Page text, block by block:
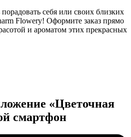
себя или своих близких
Flowery! Оформите заказ прямо
и ароматом этих прекрасных
«Цветочная
смартфон